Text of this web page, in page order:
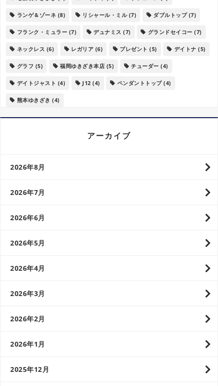
ランゲ＆ゾーネ (8) リシャール・ミル(7) ダブルトップ(7)
フランク・ミュラー (7) デュナミス (7) グランドセイコー (7)
ネックレス (6) レガリア (6) プレゼント (5) デイトナ (5)
グラフ (5) 福岡ゆきざき本店 (5) チューダー (4)
デイトジャスト (4) J12 (4) ペンダントトップ(4)
熊本ゆきざき (4)
アーカイブ
2026年8月
2026年7月
2026年6月
2026年5月
2026年4月
2026年3月
2026年2月
2026年1月
2025年12月